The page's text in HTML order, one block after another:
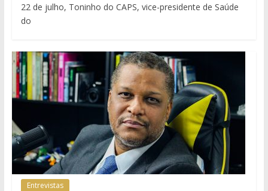
22 de julho, Toninho do CAPS, vice-presidente de Saúde
do
Entrevistas